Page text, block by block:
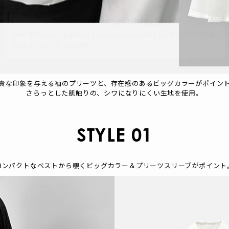
な印象を与える袖のプリーツと、存在感のあるビッグカラーがポイン
さらっとした肌触りの、シワになりにくい生地を使用。
STYLE 01
ンパクトなベストから覗くビッグカラー＆プリーツスリーブがポイント